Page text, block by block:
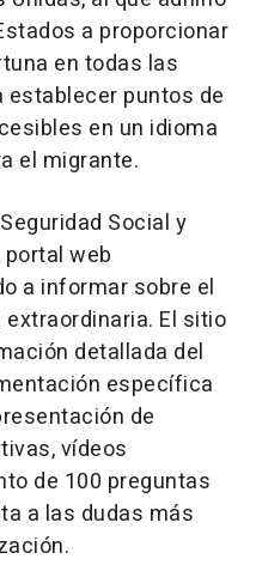
a proporcionar
en todas las
establecer puntos de
en un idioma
el migrante.
Social y
web
a informar sobre el
El sitio
detallada del
específica
de
vídeos
de 100 preguntas
a las dudas más